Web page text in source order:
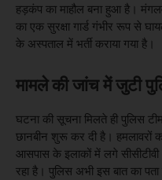
हड़कंप का माहौल बना हुआ है।
का एक सुरक्षा गार्ड गंभीर रूप से
के अस्पताल में भर्ती कराया गया है।
मामले की जांच में जुटी
घटना की सूचना मिलते ही पुलिस
छानबीन शुरू कर दी है। हमलावरों
आसपास के इलाकों में लगे
रहा है। पुलिस अभी इस बात का